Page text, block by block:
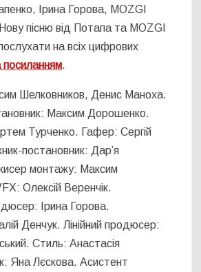
Ірина Горова, MOZGI
пісню від Потапа та MOZGI
на всіх цифрових
посиланням.
Шелковников, Денис Маноха.
Максим Дорошенко.
Турченко. Гафер: Сергій
постановник: Дар’я
монтажу: Максим
Олексій Веренчік.
Ірина Горова.
Денчук. Лінійний продюсер:
Стиль: Анастасія
Яна Лєскова. Асистент